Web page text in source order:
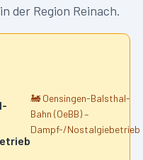
der Region Reinach.
🚂 Oensingen-Balsthal-
Bahn (OeBB) –
Dampf-/Nostalgiebetrieb